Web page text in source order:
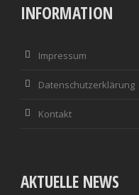
INFORMATION
Impressum
Datenschutzerklärung
Kontakt
AKTUELLE NEWS